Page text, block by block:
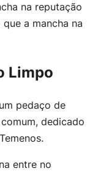
na reputação
a mancha na
Limpo
pedaço de
dedicado
Temenos.
entre no